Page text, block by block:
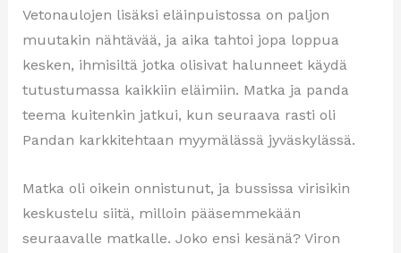
Vetonaulojen lisäksi eläinpuistossa on paljon
muutakin nähtävää, ja aika tahtoi jopa loppua
kesken, ihmisiltä jotka olisivat halunneet käydä
tutustumassa kaikkiin eläimiin. Matka ja panda
teema kuitenkin jatkui, kun seuraava rasti oli
Pandan karkkitehtaan myymälässä jyväskylässä.
Matka oli oikein onnistunut, ja bussissa virisikin
keskustelu siitä, milloin pääsemmekään
seuraavalle matkalle. Joko ensi kesänä? Viron